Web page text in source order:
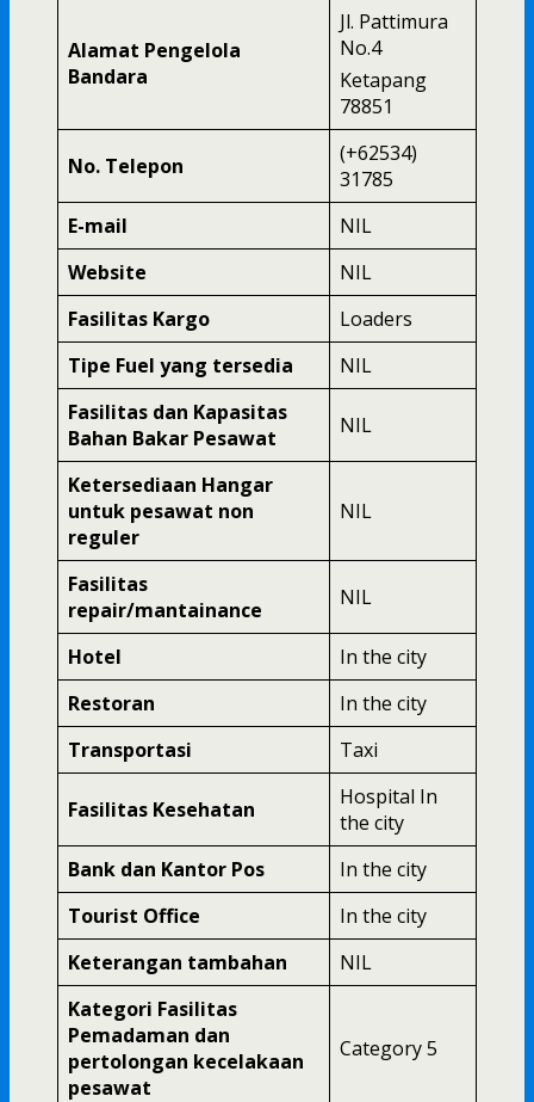
Alamat Pengelola
Bandara
Jl. Pattimura
No.4 
Ketapang
78851
No. Telepon
(+62534)
31785
E-mail
NIL
Website
NIL
Fasilitas Kargo
Loaders
Tipe Fuel yang tersedia
NIL
Fasilitas dan Kapasitas
Bahan Bakar Pesawat
NIL
Ketersediaan Hangar
untuk pesawat non
reguler
NIL
Fasilitas
repair/mantainance
NIL
Hotel
In the city
Restoran
In the city
Transportasi
Taxi
Fasilitas Kesehatan
Hospital In
the city
Bank dan Kantor Pos
In the city
Tourist Office
In the city
Keterangan tambahan
NIL
Kategori Fasilitas
Pemadaman dan
pertolongan kecelakaan
pesawat
Category 5